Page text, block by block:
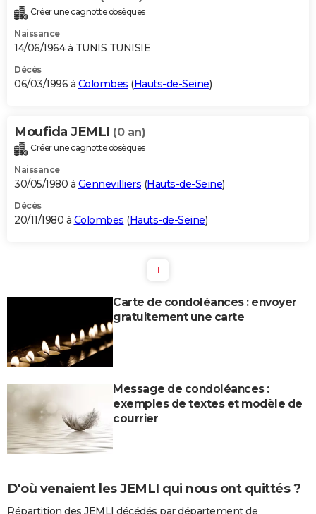
Créer une cagnotte obsèques
Naissance
14/06/1964 à TUNIS TUNISIE
Décès
06/03/1996 à Colombes (Hauts-de-Seine)
Moufida JEMLI (0 an)
Créer une cagnotte obsèques
Naissance
30/05/1980 à Gennevilliers (Hauts-de-Seine)
Décès
20/11/1980 à Colombes (Hauts-de-Seine)
1
Carte de condoléances : envoyer
gratuitement une carte
Message de condoléances :
exemples de textes et modèle de
courrier
D'où venaient les JEMLI qui nous ont quittés ?
Répartition des JEMLI décédés par département de